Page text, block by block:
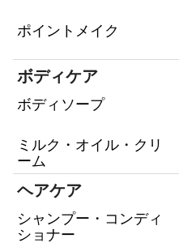
ポイントメイク
ボディケア
ボディソープ
ミルク・オイル・クリ
ーム
ヘアケア
シャンプー・コンディ
ショナー